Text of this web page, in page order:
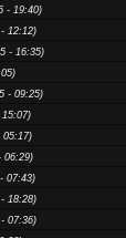
- 19:40)
12:12)
- 16:35)
- 09:25)
05:17)
06:29)
07:43)
18:28)
07:36)